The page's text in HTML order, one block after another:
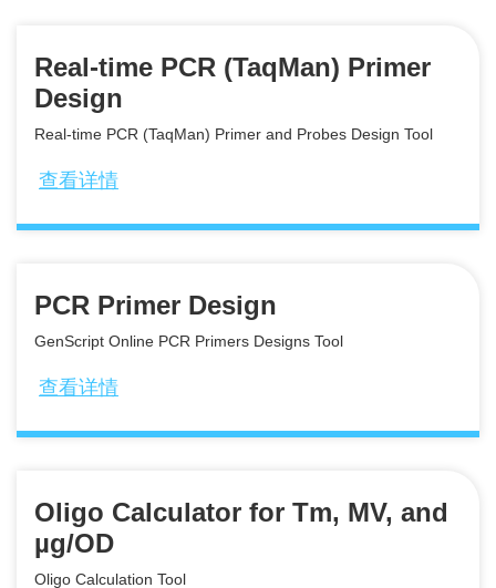
Real-time PCR (TaqMan) Primer
Design
Real-time PCR (TaqMan) Primer and Probes Design Tool
查看详情
PCR Primer Design
GenScript Online PCR Primers Designs Tool
查看详情
Oligo Calculator for Tm, MV, and
µg/OD
Oligo Calculation Tool